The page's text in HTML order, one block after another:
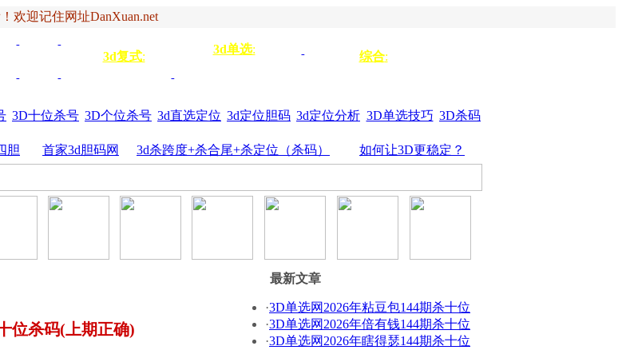
欢迎记住网址DanXuan.net
3d复式:
3d单选:
综合:
3D十位杀号 3D个位杀号 3d直选定位 3d定位胆码 3d定位分析 3D单选技巧 3D杀码
胆 首家3d胆码网 3d杀跨度+杀合尾+杀定位（杀码） 如何让3D更稳定？
位杀码(上期正确)
最新文章
·3D单选网2026年粘豆包144期杀十位
·3D单选网2026年倍有钱144期杀十位
·3D单选网2026年瞎得瑟144期杀十位